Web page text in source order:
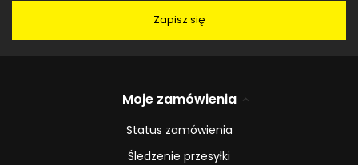
Zapisz się
Moje zamówienia
Status zamówienia
Śledzenie przesyłki